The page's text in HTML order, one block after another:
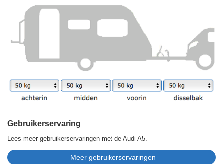
Gebruikerservaring
Lees meer gebruikerservaringen met de Audi A5.